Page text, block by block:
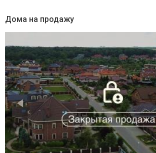
Дома на продажу